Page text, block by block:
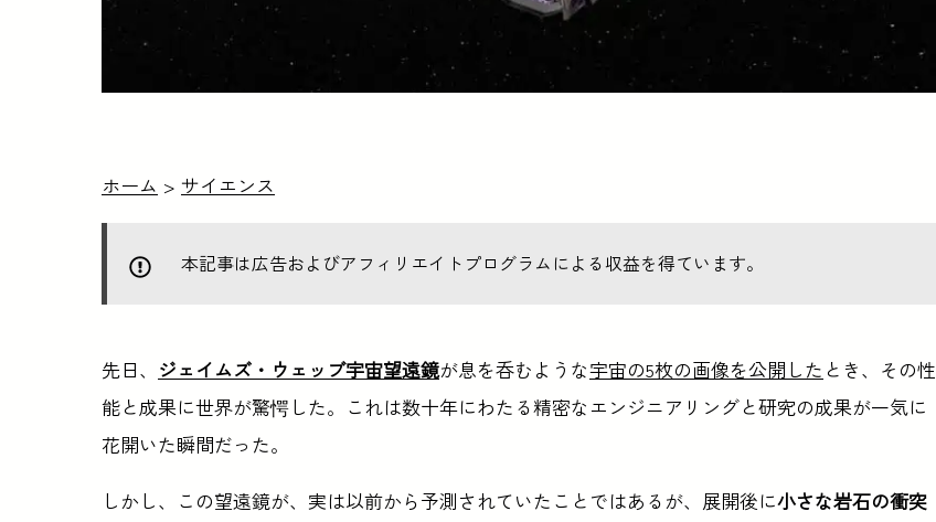
ホーム > サイエンス
本記事は広告およびアフィリエイトプログラムによる収益を得ています。
先日、 ジェイムズ・ウェッブ宇宙望遠鏡が息を呑むような宇宙の5枚の画像を公開した とき、その性
能と成果に世界が驚愕した。これは数十年にわたる精密なエンジニアリングと研究の成果が一気に
花開いた瞬間だった。
しかし、この望遠鏡が、実は以前から予測されていたことではあるが、展開後に小さな岩石の衝突